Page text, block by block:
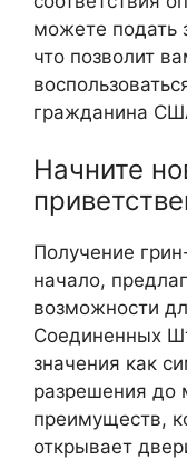
можете подать
что позволит
гражданина
Начните
Получение
начало,
возможности
Соединенных
значения как
разрешения до
преимуществ,
открывает